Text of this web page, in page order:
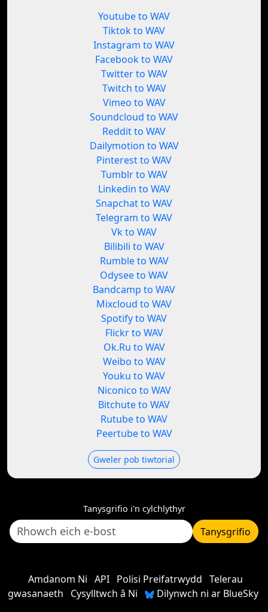
Youtube to WAV
Tiktok to WAV
Instagram to WAV
Facebook to WAV
Twitter to WAV
Twitch to WAV
Vimeo to WAV
Soundcloud to WAV
Reddit to WAV
Dailymotion to WAV
Pinterest to WAV
Tumblr to WAV
Linkedin to WAV
Snapchat to WAV
Telegram to WAV
Vk to WAV
Bilibili to WAV
Rumble to WAV
Odysee to WAV
Bandcamp to WAV
Mixcloud to WAV
Spotify to WAV
Flickr to WAV
Ok.Ru to WAV
Weibo to WAV
Youku to WAV
Niconico to WAV
Bitchute to WAV
Rutube to WAV
Peertube to WAV
Gweler pob tiwtorial
Tanysgrifio i'n cylchlythyr
Tanysgrifio
Amdanom Ni API Polisi Preifatrwydd Telerau
gwasanaeth
Cysylltwch â Ni
Dilynwch ni ar BlueSky